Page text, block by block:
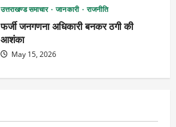
उत्तराखण्ड समाचार जानकारी राजनीति
फर्जी जनगणना अधिकारी बनकर ठगी की
आशंका
May 15, 2026